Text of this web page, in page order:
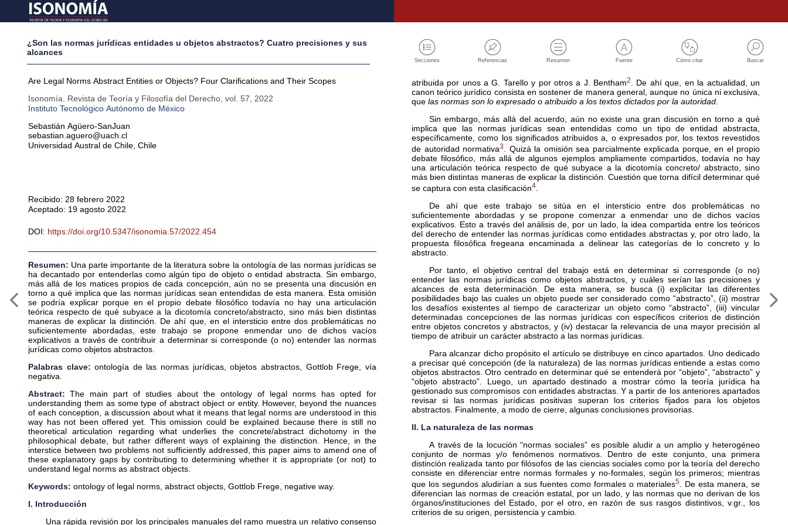
Secciones Referencias Resumen Fuente Cómo citar Buscar
¿Son las normas jurídicas entidades u objetos abstractos? Cuatro precisiones y sus
alcances
Are Legal Norms Abstract Entities or Objects? Four Clarifications and Their Scopes
Isonomía. Revista de Teoría y Filosofía del Derecho
vol. 57
2022
Instituto Tecnológico Autónomo de México
Sebastián Agüero-SanJuan
sebastian.aguero@uach.cl
Universidad Austral de Chile Chile
Recibido: 28 febrero 2022
Aceptado: 19 agosto 2022
DOI: https://doi.org/10.5347/isonomia.57/2022.454
Resumen: Una parte importante de la literatura sobre la ontología de las normas jurídicas se
ha decantado por entenderlas como algún tipo de objeto o entidad abstracta. Sin embargo,
más allá de los matices propios de cada concepción, aún no se presenta una discusión en
torno a qué implica que las normas jurídicas sean entendidas de esta manera. Esta omisión
se podría explicar porque en el propio debate filosófico todavía no hay una articulación
teórica respecto de qué subyace a la dicotomía concreto/abstracto, sino más bien distintas
maneras de explicar la distinción. De ahí que, en el intersticio entre dos problemáticas no
suficientemente abordadas, este trabajo se propone enmendar uno de dichos vacíos
explicativos a través de contribuir a determinar si corresponde (o no) entender las normas
jurídicas como objetos abstractos.
Palabras clave: ontología de las normas jurídicas, objetos abstractos, Gottlob Frege, vía
negativa.
Abstract: The main part of studies about the ontology of legal norms has opted for
understanding them as some type of abstract object or entity. However, beyond the nuances
of each conception, a discussion about what it means that legal norms are understood in this
way has not been offered yet. This omission could be explained because there is still no
theoretical articulation regarding what underlies the concrete/abstract dichotomy in the
philosophical debate, but rather different ways of explaining the distinction. Hence, in the
interstice between two problems not sufficiently addressed, this paper aims to amend one of
these explanatory gaps by contributing to determining whether it is appropriate (or not) to
understand legal norms as abstract objects.
Keywords: ontology of legal norms, abstract objects, Gottlob Frege, negative way.
I. Introducción
Una rápida revisión por los principales manuales del ramo muestra un relativo consenso
atribuida por unos a G. Tarello y por otros a J. Bentham2
. De ahí que, en la actualidad, un
canon teórico jurídico consista en sostener de manera general, aunque no única ni exclusiva,
que las normas son lo expresado o atribuido a los textos dictados por la autoridad
Sin embargo, más allá del acuerdo, aún no existe una gran discusión en torno a qué
implica que las normas jurídicas sean entendidas como un tipo de entidad abstracta,
específicamente, como los significados atribuidos a, o expresados por, los textos revestidos
de autoridad normativa3
. Quizá la omisión sea parcialmente explicada porque, en el propio
debate filosófico, más allá de algunos ejemplos ampliamente compartidos, todavía no hay
una articulación teórica respecto de qué subyace a la dicotomía concreto/ abstracto, sino
más bien distintas maneras de explicar la distinción. Cuestión que torna difícil determinar qué
se captura con esta clasificación4
De ahí que este trabajo se sitúa en el intersticio entre dos problemáticas no
suficientemente abordadas y se propone comenzar a enmendar uno de dichos vacíos
explicativos. Esto a través del análisis de, por un lado, la idea compartida entre los teóricos
del derecho de entender las normas jurídicas como entidades abstractas y, por otro lado, la
propuesta filosófica fregeana encaminada a delinear las categorías de lo concreto y lo
abstracto.
Por tanto, el objetivo central del trabajo está en determinar si corresponde (o no)
entender las normas jurídicas como objetos abstractos, y cuáles serían las precisiones y
alcances de esta determinación. De esta manera, se busca (i) explicitar las diferentes
posibilidades bajo las cuales un objeto puede ser considerado como “abstracto”, (ii) mostrar
los desafíos existentes al tiempo de caracterizar un objeto como “abstracto”, (iii) vincular
determinadas concepciones de las normas jurídicas con específicos criterios de distinción
entre objetos concretos y abstractos, y (iv) destacar la relevancia de una mayor precisión al
tiempo de atribuir un carácter abstracto a las normas jurídicas.
Para alcanzar dicho propósito el artículo se distribuye en cinco apartados. Uno dedicado
a precisar qué concepción (de la naturaleza) de las normas jurídicas entiende a estas como
objetos abstractos. Otro centrado en determinar qué se entenderá por “objeto”, “abstracto” y
“objeto abstracto”. Luego, un apartado destinado a mostrar cómo la teoría jurídica ha
gestionado sus compromisos con entidades abstractas. Y a partir de los anteriores apartados
revisar si las normas jurídicas positivas superan los criterios fijados para los objetos
abstractos. Finalmente, a modo de cierre, algunas conclusiones provisorias.
II. La naturaleza de las normas
A través de la locución “normas sociales” es posible aludir a un amplio y heterogéneo
conjunto de normas y/o fenómenos normativos. Dentro de este conjunto, una primera
distinción realizada tanto por filósofos de las ciencias sociales como por la teoría del derecho
consiste en diferenciar entre normas formales y no-formales, según los primeros; mientras
que los segundos aludirían a sus fuentes como formales o materiales5
. De esta manera, se
diferencian las normas de creación estatal, por un lado, y las normas que no derivan de los
órganos/instituciones del Estado, por el otro, en razón de sus rasgos distintivos, v.gr., los
criterios de su origen, persistencia y cambio.